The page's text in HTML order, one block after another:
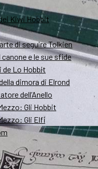
Kiwi Hobbit
di seguire Tolkien
e le sue sfide
de Lo Hobbit
dimora di Elrond
dell’Anello
Gli Hobbit
Gli Elfi